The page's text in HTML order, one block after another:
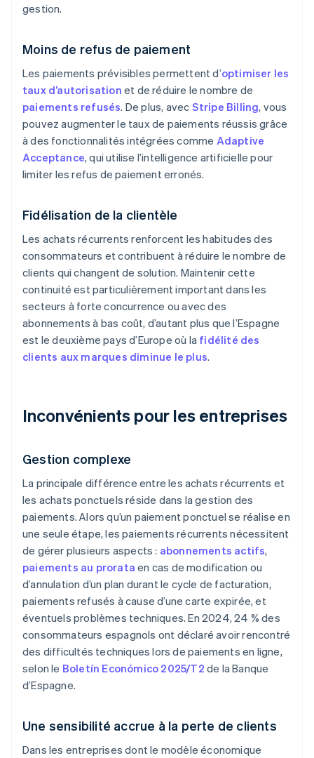
gestion.
Moins de refus de paiement
Les paiements prévisibles permettent d’optimiser les
taux d’autorisation et de réduire le nombre de
paiements refusés. De plus, avec Stripe Billing, vous
pouvez augmenter le taux de paiements réussis grâce
à des fonctionnalités intégrées comme Adaptive
Acceptance, qui utilise l’intelligence artificielle pour
limiter les refus de paiement erronés.
Fidélisation de la clientèle
Les achats récurrents renforcent les habitudes des
consommateurs et contribuent à réduire le nombre de
clients qui changent de solution. Maintenir cette
continuité est particulièrement important dans les
secteurs à forte concurrence ou avec des
abonnements à bas coût, d’autant plus que l’Espagne
est le deuxième pays d’Europe où la fidélité des
clients aux marques diminue le plus.
Inconvénients pour les entreprises
Gestion complexe
La principale différence entre les achats récurrents et
les achats ponctuels réside dans la gestion des
paiements. Alors qu’un paiement ponctuel se réalise en
une seule étape, les paiements récurrents nécessitent
de gérer plusieurs aspects : abonnements actifs,
paiements au prorata en cas de modification ou
d’annulation d’un plan durant le cycle de facturation,
paiements refusés à cause d’une carte expirée, et
éventuels problèmes techniques. En 2024, 24 % des
consommateurs espagnols ont déclaré avoir rencontré
des difficultés techniques lors de paiements en ligne,
selon le Boletín Económico 2025/T2 de la Banque
d’Espagne.
Une sensibilité accrue à la perte de clients
Dans les entreprises dont le modèle économique